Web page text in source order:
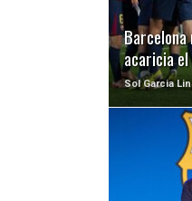
acaricia
Sol Garcia